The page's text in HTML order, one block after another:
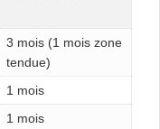
3 mois (1 mois zone
tendue)
1 mois
1 mois